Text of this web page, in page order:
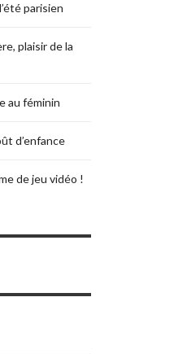
parisien
plaisir de la
au féminin
d’enfance
de jeu vidéo !